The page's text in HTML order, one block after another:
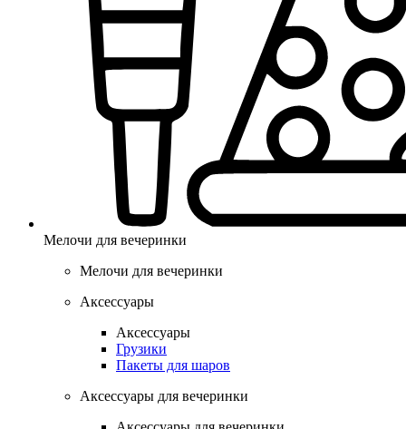
Мелочи для вечеринки
Мелочи для вечеринки
Аксессуары
Аксессуары
Грузики
Пакеты для шаров
Аксессуары для вечеринки